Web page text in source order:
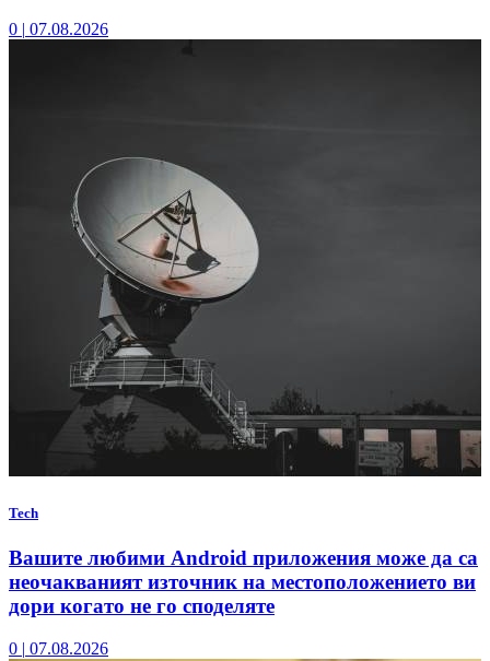
0 | 07.08.2026
Tech
Вашите любими Android приложения може да са
неочакваният източник на местоположението ви
дори когато не го споделяте
0 | 07.08.2026